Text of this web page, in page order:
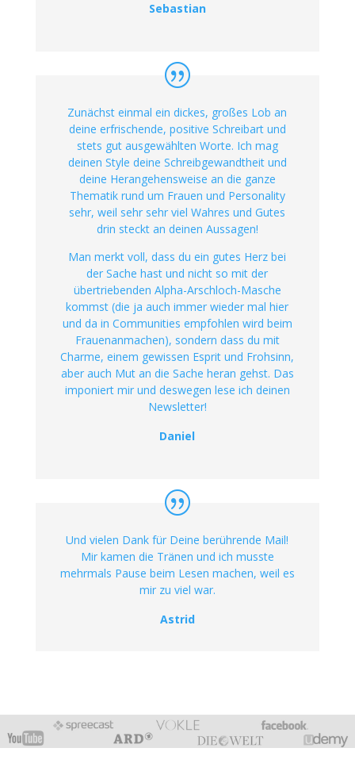
Sebastian
Zunächst einmal ein dickes, großes Lob an
deine erfrischende, positive Schreibart und
stets gut ausgewählten Worte. Ich mag
deinen Style deine Schreibgewandtheit und
deine Herangehensweise an die ganze
Thematik rund um Frauen und Personality
sehr, weil sehr sehr viel Wahres und Gutes
drin steckt an deinen Aussagen!
Man merkt voll, dass du ein gutes Herz bei
der Sache hast und nicht so mit der
übertriebenden Alpha-Arschloch-Masche
kommst (die ja auch immer wieder mal hier
und da in Communities empfohlen wird beim
Frauenanmachen), sondern dass du mit
Charme, einem gewissen Esprit und Frohsinn,
aber auch Mut an die Sache heran gehst. Das
imponiert mir und deswegen lese ich deinen
Newsletter!
Daniel
Und vielen Dank für Deine berührende Mail!
Mir kamen die Tränen und ich musste
mehrmals Pause beim Lesen machen, weil es
mir zu viel war.
Astrid